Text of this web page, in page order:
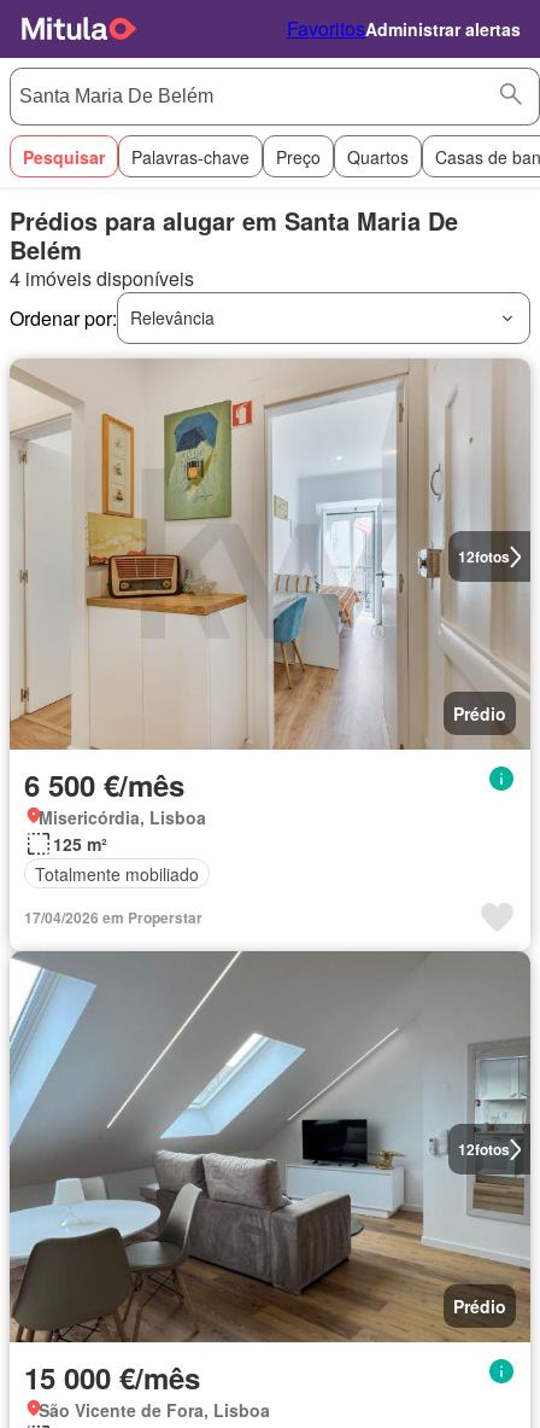
FavoritosAdministrar alertas
Pesquisar Palavras-chave Preço Quartos Casas de
Prédios para alugar em Santa Maria De
Belém
4 imóveis disponíveis
Ordenar por:
Relevância
12fotos
Prédio
6 500 €/mês
Misericórdia, Lisboa
125 m²
Totalmente mobiliado
17/04/2026 em Properstar
12fotos
Prédio
15 000 €/mês
São Vicente de Fora, Lisboa